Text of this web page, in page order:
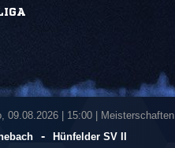
09.08.2026| 15:00 | Meisterschaften
- Hünfelder SV II